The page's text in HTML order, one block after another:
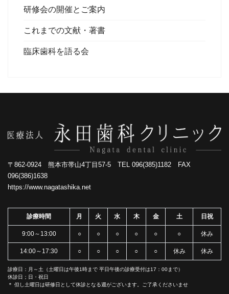
研修会の開催とご案内
これまでの文献・著書
臨床歯科を語る会
〒862-0924 熊本市帯山4丁目57-5 TEL 096(385)1182 FAX
096(386)1638
https://www.nagatashika.net
診療時間 月 火 水 木 金 土 日祝
9:00～13:00 ○ ○ ○ ○ ○ ○ 休み
14:00～17:30 ○ ○ ○ ○ ○ 休み 休み
診療日：月～土（土曜日は午後1時まで 平日午後の診療受付は17：00まで）
休診日；日・祝日
＊ 但し土曜日は研修日として休診となる週がございます。ご了承くださいませ